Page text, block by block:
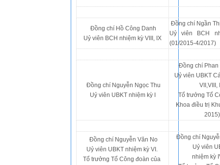
Đồng chí Hồ Công Danh
Uỷ viên BCH nhiệm kỳ VIII, IX
Đồng chí Ngần
Uỷ viên BCH
(01/2015-4/2017)
Đồng chí Nguyễn Ngọc Thu
Uỷ viên UBKT nhiệm kỳ I
Đồng chí
Uỷ viên UBKT
VII,VIII,
Tổ trưởng Tổ
Khoa điều trị
2015)
Đồng chí Nguyễn Văn No
Uỷ viên UBKT nhiệm kỳ VI.
Tổ trưởng Tổ Công đoàn của
Đồng chí
Uỷ viên
nhiệm kỳ